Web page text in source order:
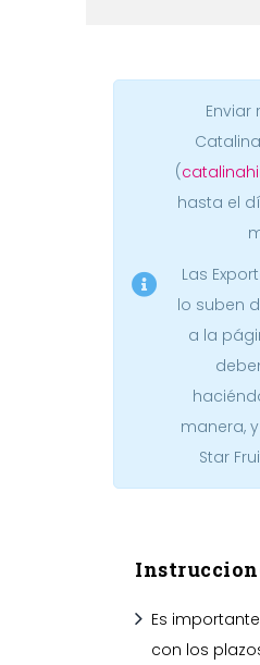
Enviar
(
hasta el
Las
lo suben
a la
manera,
Star
Es
con los